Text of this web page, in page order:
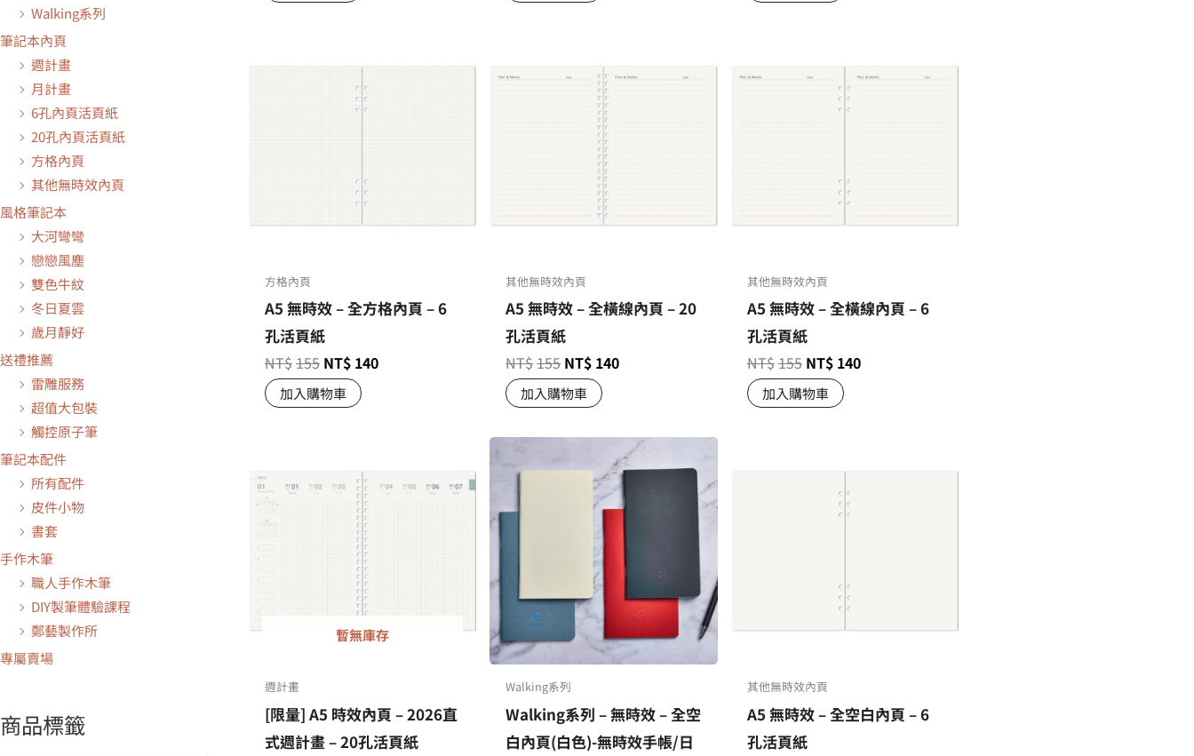
Walking系列
筆記本內頁
週計畫
月計畫
6孔內頁活頁紙
20孔內頁活頁紙
方格內頁
其他無時效內頁
風格筆記本
大河彎彎
戀戀風塵
雙色牛紋
冬日夏雲
歲月靜好
送禮推薦
雷雕服務
超值大包裝
觸控原子筆
筆記本配件
所有配件
皮件小物
書套
手作木筆
職人手作木筆
DIY製筆體驗課程
鄭藝製作所
專屬賣場
商品標籤
方格內頁
A5 無時效 – 全方格內頁 – 6
孔活頁紙
NT$155 NT$ 140
加入購物車
其他無時效內頁
A5 無時效 – 全橫線內頁 – 20
孔活頁紙
NT$155NT$ 140
加入購物車
其他無時效內頁
A5 無時效 – 全橫線內頁 – 6
孔活頁紙
NT$155 NT$ 140
加入購物車
暫無庫存
週計畫
[限量] A5 時效內頁 – 2026直
式週計畫 – 20孔活頁紙
Walking系列
Walking系列 – 無時效 – 全空
白內頁(白色)-無時效手帳/日
其他無時效內頁
A5 無時效 – 全空白內頁 – 6
孔活頁紙